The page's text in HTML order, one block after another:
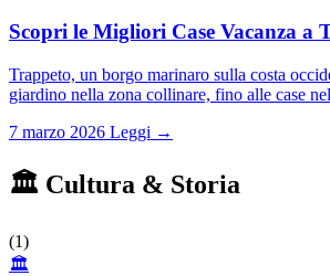
Scopri le Migliori Case Vacanza a
Trappeto, un borgo marinaro sulla costa
giardino nella zona collinare, fino alle case
7 marzo 2026 Leggi →
🏛️ Cultura & Storia
(1)
🏛️